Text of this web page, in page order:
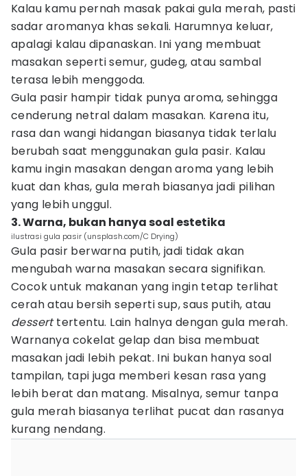
Kalau kamu pernah masak pakai gula merah, pasti
sadar aromanya khas sekali. Harumnya keluar,
apalagi kalau dipanaskan. Ini yang membuat
masakan seperti semur, gudeg, atau sambal
terasa lebih menggoda.
Gula pasir hampir tidak punya aroma, sehingga
cenderung netral dalam masakan. Karena itu,
rasa dan wangi hidangan biasanya tidak terlalu
berubah saat menggunakan gula pasir. Kalau
kamu ingin masakan dengan aroma yang lebih
kuat dan khas, gula merah biasanya jadi pilihan
yang lebih unggul.
3. Warna, bukan hanya soal estetika
ilustrasi gula pasir (unsplash.com/C Drying)
Gula pasir berwarna putih, jadi tidak akan
mengubah warna masakan secara signifikan.
Cocok untuk makanan yang ingin tetap terlihat
cerah atau bersih seperti sup, saus putih, atau
desserttertentu. Lain halnya dengan gula merah.
Warnanya cokelat gelap dan bisa membuat
masakan jadi lebih pekat. Ini bukan hanya soal
tampilan, tapi juga memberi kesan rasa yang
lebih berat dan matang. Misalnya, semur tanpa
gula merah biasanya terlihat pucat dan rasanya
kurang nendang.